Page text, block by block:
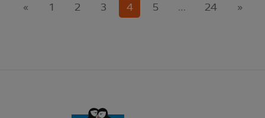
« 1 2 3 4(current)
5 … 24 »